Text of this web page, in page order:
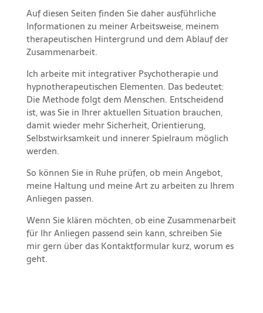
Auf diesen Seiten finden Sie daher ausführliche
Informationen zu meiner Arbeitsweise, meinem
therapeutischen Hintergrund und dem Ablauf der
Zusammenarbeit.
Ich arbeite mit integrativer Psychotherapie und
hypnotherapeutischen Elementen. Das bedeutet:
Die Methode folgt dem Menschen. Entscheidend
ist, was Sie in Ihrer aktuellen Situation brauchen,
damit wieder mehr Sicherheit, Orientierung,
Selbstwirksamkeit und innerer Spielraum möglich
werden.
So können Sie in Ruhe prüfen, ob mein Angebot,
meine Haltung und meine Art zu arbeiten zu Ihrem
Anliegen passen.
Wenn Sie klären möchten, ob eine Zusammenarbeit
für Ihr Anliegen passend sein kann, schreiben Sie
mir gern über das Kontaktformular kurz, worum es
geht.